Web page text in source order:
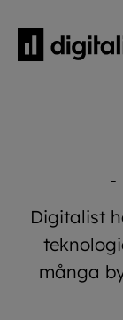
Digitalist
många